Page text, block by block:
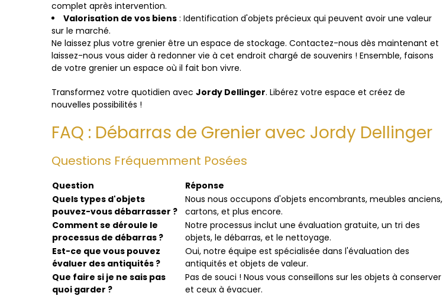
complet après intervention.
Valorisation de vos biens : Identification d'objets précieux qui peuvent avoir une valeur
sur le marché.
Ne laissez plus votre grenier être un espace de stockage. Contactez-nous dès maintenant et
laissez-nous vous aider à redonner vie à cet endroit chargé de souvenirs ! Ensemble, faisons
de votre grenier un espace où il fait bon vivre.
Transformez votre quotidien avec Jordy Dellinger. Libérez votre espace et créez de
nouvelles possibilités !
FAQ : Débarras de Grenier avec Jordy Dellinger
Questions Fréquemment Posées
Question
Réponse
Quels types d'objets
pouvez-vous débarrasser ?
Nous nous occupons d'objets encombrants, meubles anciens,
cartons, et plus encore.
Comment se déroule le
processus de débarras ?
Notre processus inclut une évaluation gratuite, un tri des
objets, le débarras, et le nettoyage.
Est-ce que vous pouvez
évaluer des antiquités ?
Oui, notre équipe est spécialisée dans l'évaluation des
antiquités et objets de valeur.
Que faire si je ne sais pas
quoi garder ?
Pas de souci ! Nous vous conseillons sur les objets à conserver
et ceux à évacuer.